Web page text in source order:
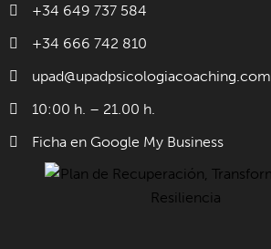
+34 649 737 584
+34 666 742 810
upad@upadpsicologiacoaching.com
10:00 h. – 21.00 h.
Ficha en Google My Business